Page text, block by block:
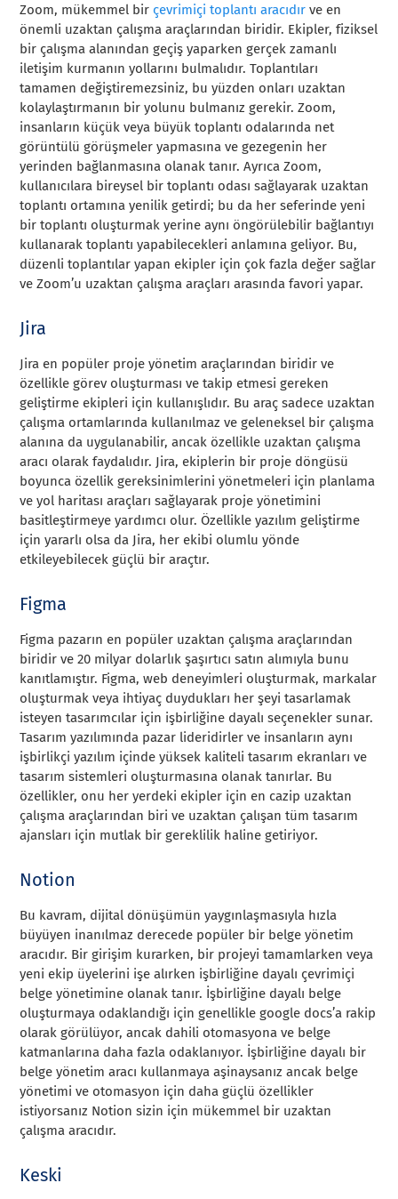
Zoom, mükemmel bir çevrimiçi toplantı aracıdır ve en
önemli uzaktan çalışma araçlarından biridir. Ekipler, fiziksel
bir çalışma alanından geçiş yaparken gerçek zamanlı
iletişim kurmanın yollarını bulmalıdır. Toplantıları
tamamen değiştiremezsiniz, bu yüzden onları uzaktan
kolaylaştırmanın bir yolunu bulmanız gerekir. Zoom,
insanların küçük veya büyük toplantı odalarında net
görüntülü görüşmeler yapmasına ve gezegenin her
yerinden bağlanmasına olanak tanır. Ayrıca Zoom,
kullanıcılara bireysel bir toplantı odası sağlayarak uzaktan
toplantı ortamına yenilik getirdi; bu da her seferinde yeni
bir toplantı oluşturmak yerine aynı öngörülebilir bağlantıyı
kullanarak toplantı yapabilecekleri anlamına geliyor. Bu,
düzenli toplantılar yapan ekipler için çok fazla değer sağlar
ve Zoom’u uzaktan çalışma araçları arasında favori yapar.
Jira
Jira en popüler proje yönetim araçlarından biridir ve
özellikle görev oluşturması ve takip etmesi gereken
geliştirme ekipleri için kullanışlıdır. Bu araç sadece uzaktan
çalışma ortamlarında kullanılmaz ve geleneksel bir çalışma
alanına da uygulanabilir, ancak özellikle uzaktan çalışma
aracı olarak faydalıdır. Jira, ekiplerin bir proje döngüsü
boyunca özellik gereksinimlerini yönetmeleri için planlama
ve yol haritası araçları sağlayarak proje yönetimini
basitleştirmeye yardımcı olur. Özellikle yazılım geliştirme
için yararlı olsa da Jira, her ekibi olumlu yönde
etkileyebilecek güçlü bir araçtır.
Figma
Figma pazarın en popüler uzaktan çalışma araçlarından
biridir ve 20 milyar dolarlık şaşırtıcı satın alımıyla bunu
kanıtlamıştır. Figma, web deneyimleri oluşturmak, markalar
oluşturmak veya ihtiyaç duydukları her şeyi tasarlamak
isteyen tasarımcılar için işbirliğine dayalı seçenekler sunar.
Tasarım yazılımında pazar lideridirler ve insanların aynı
işbirlikçi yazılım içinde yüksek kaliteli tasarım ekranları ve
tasarım sistemleri oluşturmasına olanak tanırlar. Bu
özellikler, onu her yerdeki ekipler için en cazip uzaktan
çalışma araçlarından biri ve uzaktan çalışan tüm tasarım
ajansları için mutlak bir gereklilik haline getiriyor.
Notion
Bu kavram, dijital dönüşümün yaygınlaşmasıyla hızla
büyüyen inanılmaz derecede popüler bir belge yönetim
aracıdır. Bir girişim kurarken, bir projeyi tamamlarken veya
yeni ekip üyelerini işe alırken işbirliğine dayalı çevrimiçi
belge yönetimine olanak tanır. İşbirliğine dayalı belge
oluşturmaya odaklandığı için genellikle google docs’a rakip
olarak görülüyor, ancak dahili otomasyona ve belge
katmanlarına daha fazla odaklanıyor. İşbirliğine dayalı bir
belge yönetim aracı kullanmaya aşinaysanız ancak belge
yönetimi ve otomasyon için daha güçlü özellikler
istiyorsanız Notion sizin için mükemmel bir uzaktan
çalışma aracıdır.
Keski